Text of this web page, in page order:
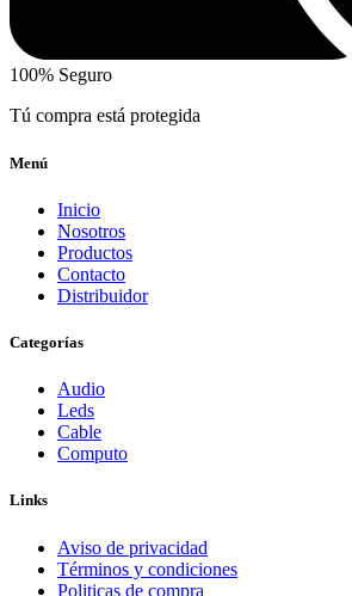
100% Seguro
Tú compra está protegida
Menú
Inicio
Nosotros
Productos
Contacto
Distribuidor
Categorías
Audio
Leds
Cable
Computo
Links
Aviso de privacidad
Términos y condiciones
Politicas de compra